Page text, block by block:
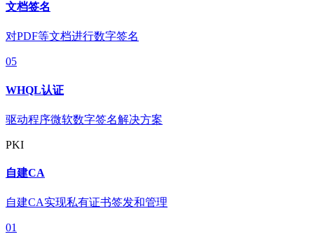
文档签名
对PDF等文档进行数字签名
05
WHQL认证
驱动程序微软数字签名解决方案
PKI
自建CA
自建CA实现私有证书签发和管理
01